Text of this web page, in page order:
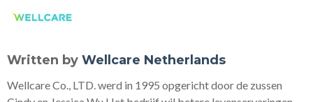
Written by Wellcare Netherlands
Wellcare Co., LTD. werd in 1995 opgericht door de zussen